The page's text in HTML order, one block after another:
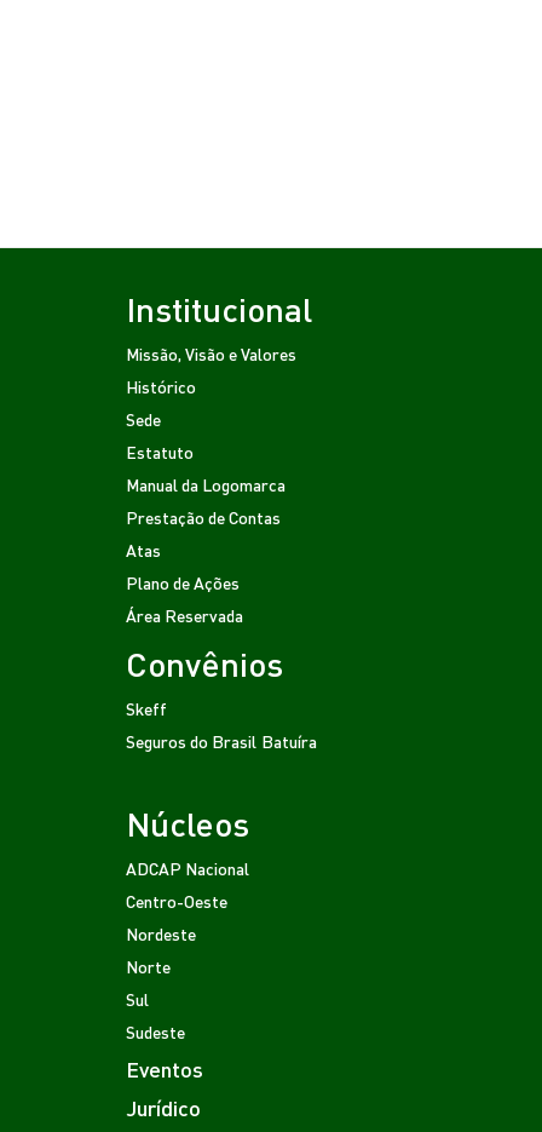
Institucional
Missão, Visão e Valores
Histórico
Sede
Estatuto
Manual da Logomarca
Prestação de Contas
Atas
Plano de Ações
Área Reservada
Convênios
Skeff
Seguros do Brasil Batuíra
Núcleos
ADCAP Nacional
Centro-Oeste
Nordeste
Norte
Sul
Sudeste
Eventos
Jurídico